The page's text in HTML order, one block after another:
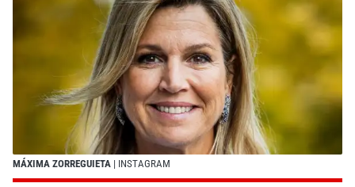
MÁXIMA ZORREGUIETA | INSTAGRAM